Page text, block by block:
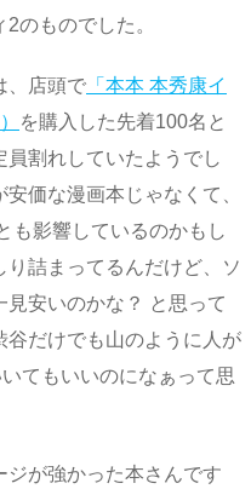
のものでした。
、店頭で 「本本 本秀康イ
を購入した先着100名と
割れしていたようでし
価な漫画本じゃなくて、
も影響しているのかもし
詰まってるんだけど、ソ
安いのかな？ と思って
谷だけでも山のように人が
てもいいのになぁって思
ジが強かった本さんです